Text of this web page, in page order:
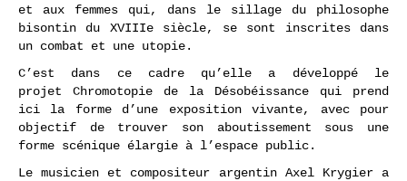
et aux femmes qui, dans le sillage du philosophe
bisontin du XVIIIe siècle, se sont inscrites dans
un combat et une utopie.
C’est dans ce cadre qu’elle a développé le
projet Chromotopie de la Désobéissance qui prend
ici la forme d’une exposition vivante, avec pour
objectif de trouver son aboutissement sous une
forme scénique élargie à l’espace public.
Le musicien et compositeur argentin Axel Krygier a